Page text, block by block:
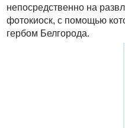
непосредственно на
фотокиоск, с помощью
гербом Белгорода.